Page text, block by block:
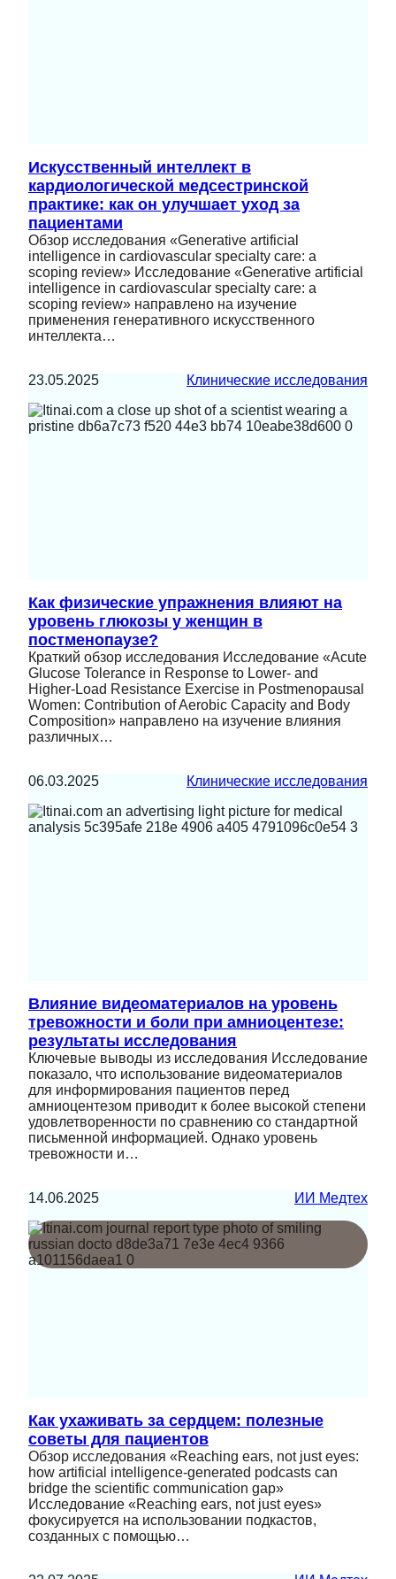
Искусственный интеллект в
кардиологической медсестринской
практике: как он улучшает уход за
пациентами
Обзор исследования «Generative artificial
intelligence in cardiovascular specialty care: a
scoping review» Исследование «Generative artificial
intelligence in cardiovascular specialty care: a
scoping review» направлено на изучение
применения генеративного искусственного
интеллекта…
23.05.2025 Клинические исследования
Как физические упражнения влияют на
уровень глюкозы у женщин в
постменопаузе?
Краткий обзор исследования Исследование «Acute
Glucose Tolerance in Response to Lower- and
Higher-Load Resistance Exercise in Postmenopausal
Women: Contribution of Aerobic Capacity and Body
Composition» направлено на изучение влияния
различных…
06.03.2025 Клинические исследования
Влияние видеоматериалов на уровень
тревожности и боли при амниоцентезе:
результаты исследования
Ключевые выводы из исследования Исследование
показало, что использование видеоматериалов
для информирования пациентов перед
амниоцентезом приводит к более высокой степени
удовлетворенности по сравнению со стандартной
письменной информацией. Однако уровень
тревожности и…
14.06.2025 ИИ Медтех
Как ухаживать за сердцем: полезные
советы для пациентов
Обзор исследования «Reaching ears, not just eyes:
how artificial intelligence-generated podcasts can
bridge the scientific communication gap»
Исследование «Reaching ears, not just eyes»
фокусируется на использовании подкастов,
созданных с помощью…